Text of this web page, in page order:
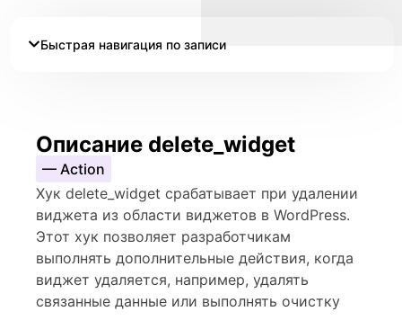
Быстрая навигация по записи
Описание delete_widget
— Action
Хук delete_widget срабатывает при удалении
виджета из области виджетов в WordPress.
Этот хук позволяет разработчикам
выполнять дополнительные действия, когда
виджет удаляется, например, удалять
связанные данные или выполнять очистку